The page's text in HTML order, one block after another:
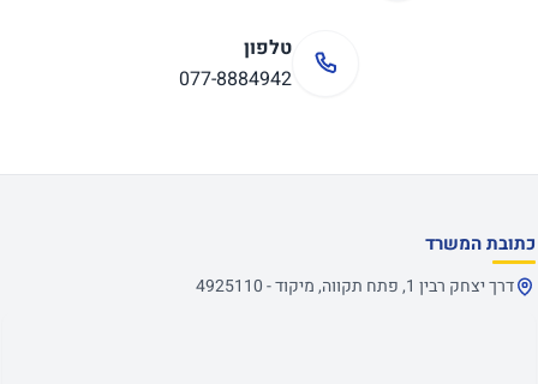
טלפון
077-8884942
כתובת המשרד
דרך יצחק רבין 1, פתח תקווה, מיקוד - 4925110